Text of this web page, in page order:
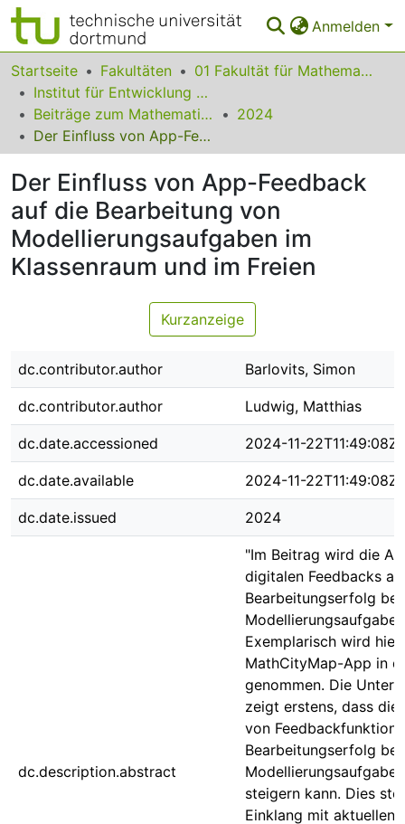
Anmelden
Bereiche & Sammlungen
Das gesamte Repositorium
Statistiken
FAQ
Leitlinien
Zurück zur Startseite
Startseite Fakultäten
01 Fakultät für Mathematik
Institut für Entwicklung und Erforschung des Mathematikunterrichts
Beiträge zum Mathematikunterricht
2024
Der Einfluss von App-Feedback auf die Bearbeitung von Modellierungsaufgaben im Klassenraum und im Freien
Der Einfluss von App-Feedback
auf die Bearbeitung von
Modellierungsaufgaben im
Klassenraum und im Freien
Kurzanzeige
dc.contributor.author Barlovits, Simon
dc.contributor.author Ludwig, Matthias
dc.date.accessioned 2024-11-22T11:49:08Z
dc.date.available 2024-11-22T11:49:08Z
dc.date.issued 2024
dc.description.abstract
"Im Beitrag wird die
digitalen Feedbacks
Bearbeitungserfolg bei
Exemplarisch wird
MathCityMap-App in
genommen. Die
zeigt erstens, dass die
von
Bearbeitungserfolg bei
steigern kann. Dies
Einklang mit aktuellen